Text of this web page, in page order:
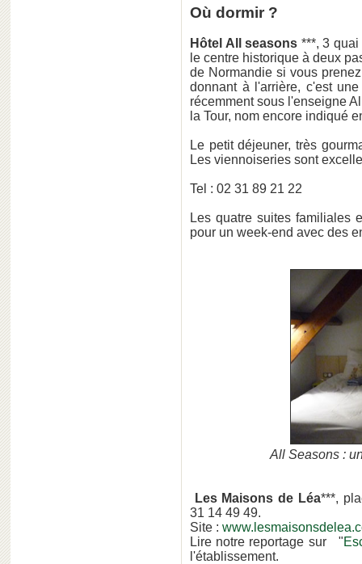
Où dormir ?
Hôtel All seasons ***, 3
le centre historique à deux
de Normandie si vous
donnant à l'arrière, c'est
récemment sous l'enseigne
la Tour, nom encore indiqué
Le petit déjeuner, très
Les viennoiseries sont
Tel : 02 31 89 21 22
Les quatre suites familiales
pour un week-end avec des
All Seasons :
Les Maisons de Léa***,
31 14 49 49.
Site :
Lire notre reportage sur "
l'établissement.